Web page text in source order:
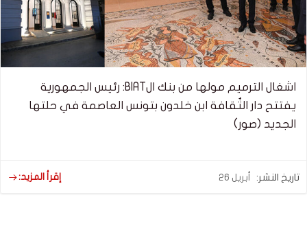
اشغال الترميم مولها من بنك الBIAT: رئيس الجمهورية
يفتتح دار الثٌقافة ابن خلدون بتونس العاصمة في حلتها
الجديد (صور)
تاريخ النشر: أبريل 26 إقرأ المزيد: